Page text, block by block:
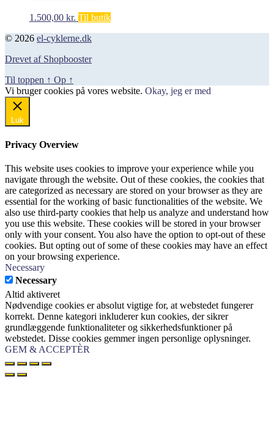
1.500,00 kr. Til butik
© 2026 el-cyklerne.dk
Drevet af Shopbooster
Til toppen ↑ Op ↑
Vi bruger cookies på vores website. Okay, jeg er med
Luk
Privacy Overview
This website uses cookies to improve your experience while you
navigate through the website. Out of these cookies, the cookies that
are categorized as necessary are stored on your browser as they are
essential for the working of basic functionalities of the website. We
also use third-party cookies that help us analyze and understand how
you use this website. These cookies will be stored in your browser
only with your consent. You also have the option to opt-out of these
cookies. But opting out of some of these cookies may have an effect
on your browsing experience.
Necessary
Necessary
Altid aktiveret
Nødvendige cookies er absolut vigtige for, at webstedet fungerer
korrekt. Denne kategori inkluderer kun cookies, der sikrer
grundlæggende funktionaliteter og sikkerhedsfunktioner på
webstedet. Disse cookies gemmer ingen personlige oplysninger.
GEM & ACCEPTÈR